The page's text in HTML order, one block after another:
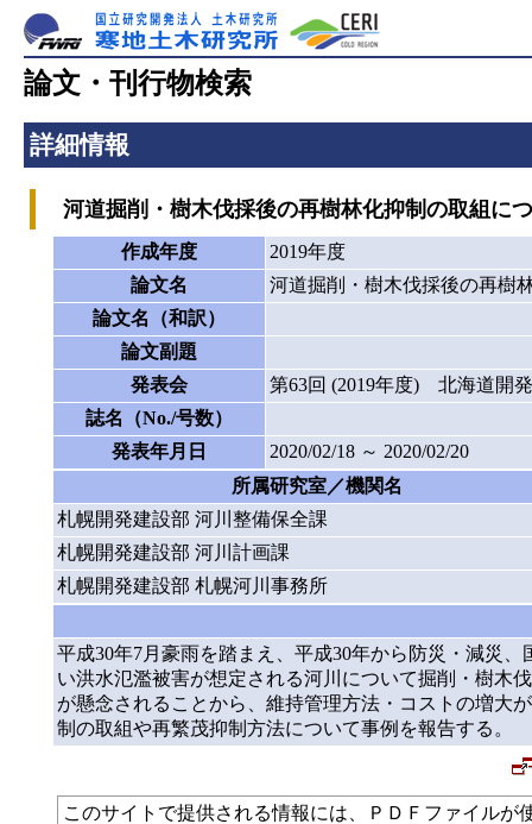
論文・刊行物検索
詳細情報
河道掘削・樹木伐採後の再樹林化抑制の取組に
作成年度
2019年度
論文名
河道掘削・樹木伐採後の再樹
論文名（和訳）
論文副題
発表会
第63回 (2019年度) 北海道開
誌名（No./号数）
発表年月日
2020/02/18 ～ 2020/02/20
所属研究室／機関名
札幌開発建設部 河川整備保全課
札幌開発建設部 河川計画課
札幌開発建設部 札幌河川事務所
平成30年7月豪雨を踏まえ、平成30年から防災・減災
い洪水氾濫被害が想定される河川について掘削・樹木
が懸念されることから、維持管理方法・コストの増大
制の取組や再繁茂抑制方法について事例を報告する。
このサイトで提供される情報には、ＰＤＦファイル